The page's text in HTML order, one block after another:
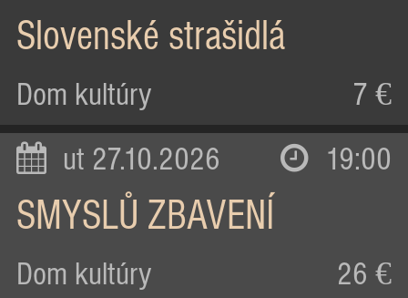
Slovenské strašidlá
Dom kultúry 7 €
ut 27.10.2026 19:00
SMYSLŮ ZBAVENÍ
Dom kultúry 26 €